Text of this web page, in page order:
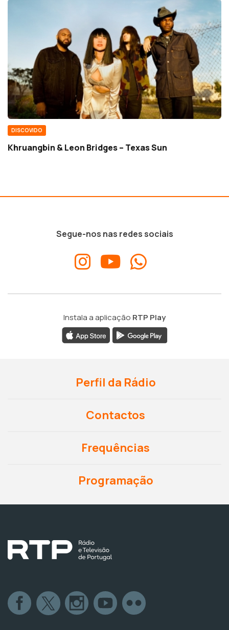
DISCOVIDO
Khruangbin & Leon Bridges – Texas Sun
Segue-nos nas redes sociais
Instala a aplicação RTP Play
Perfil da Rádio
Contactos
Frequências
Programação